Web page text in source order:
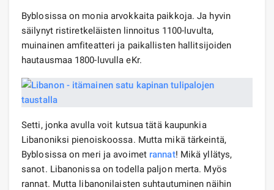
Byblosissa on monia arvokkaita paikkoja. Ja hyvin
säilynyt ristiretkeläisten linnoitus 1100-luvulta,
muinainen amfiteatteri ja paikallisten hallitsijoiden
hautausmaa 1800-luvulla eKr.
Setti, jonka avulla voit kutsua tätä kaupunkia
Libanoniksi pienoiskoossa. Mutta mikä tärkeintä,
Byblosissa on meri ja avoimet rannat! Mikä yllätys,
sanot. Libanonissa on todella paljon merta. Myös
rannat. Mutta libanonilaisten suhtautuminen näihin